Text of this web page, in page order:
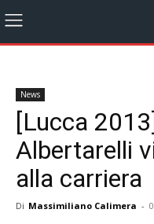
News
[Lucca
Albertarelli
alla carriera
Di Massimiliano Calimera -